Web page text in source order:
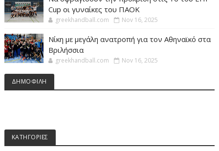
Cup οι γυναίκες του ΠΑΟΚ
greekhandball.com Nov 16, 2025
Νίκη με μεγάλη ανατροπή για τον Αθηναϊκό στα
Βριλήσσια
greekhandball.com Nov 16, 2025
ΔΗΜΟΦΙΛΗ
ΚΑΤΗΓΟΡΙΕΣ